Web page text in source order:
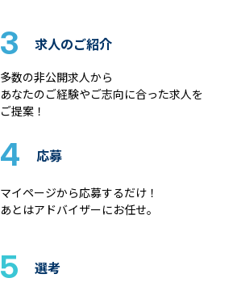
3 求人のご紹介
多数の非公開求人から
あなたのご経験やご志向に合った求人を
ご提案！
4 応募
マイページから応募するだけ！
あとはアドバイザーにお任せ。
5 選考